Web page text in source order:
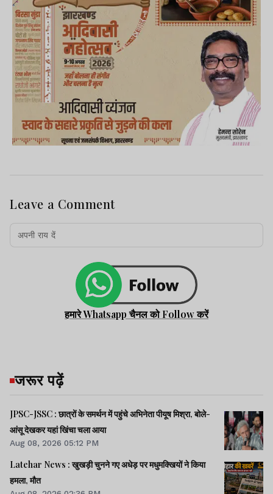
Leave a Comment
हमारे Whatsapp चैनल को Follow करें
जरूर पढ़ें
JPSC-JSSC : छात्रों के समर्थन में पहुंचे अभिनेता पीयूष मिश्रा, बोले-
आंसू देखकर यहां खिंचा चला आया
Aug 08, 2026 05:12 PM
Latehar News : खुखड़ी चुनने गए अधेड़ पर मधुमक्खियों ने किया
हमला, मौत